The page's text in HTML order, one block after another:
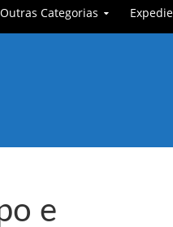
Outras Categorias
e